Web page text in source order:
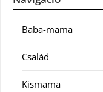
Baba-mama
Család
Kismama